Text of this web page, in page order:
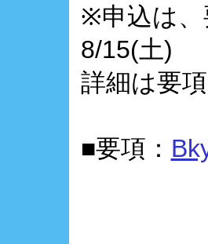
※申込は、
8/15(土)
詳細は要
■要項：